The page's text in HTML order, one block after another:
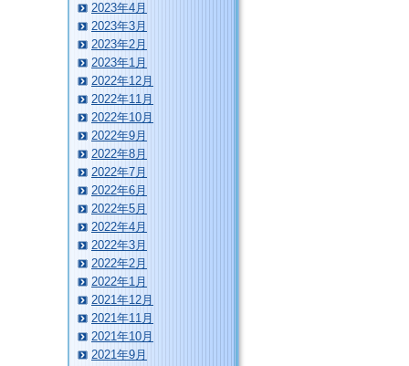
2023年4月
2023年3月
2023年2月
2023年1月
2022年12月
2022年11月
2022年10月
2022年9月
2022年8月
2022年7月
2022年6月
2022年5月
2022年4月
2022年3月
2022年2月
2022年1月
2021年12月
2021年11月
2021年10月
2021年9月